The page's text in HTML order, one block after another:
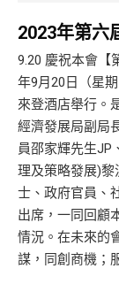
2023年第六
9.20 慶祝本會【
年9月20日（星
來登酒店舉行。
經濟發展局副局
員邵家輝先生JP
理及策略發展)
士、政府官員、
出席，一同回顧
情況。在未來的
謀，同創商機；